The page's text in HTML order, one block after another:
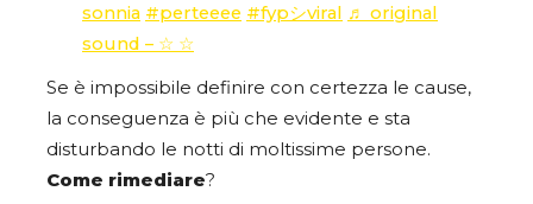
sonnia #perteeee #fypシviral ♬ original
sound – ☆ ☆
Se è impossibile definire con certezza le cause,
la conseguenza è più che evidente e sta
disturbando le notti di moltissime persone.
Come rimediare?